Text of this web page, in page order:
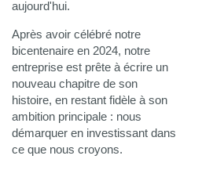
aujourd'hui.
Après avoir célébré notre
bicentenaire en 2024, notre
entreprise est prête à écrire un
nouveau chapitre de son
histoire, en restant fidèle à son
ambition principale : nous
démarquer en investissant dans
ce que nous croyons.